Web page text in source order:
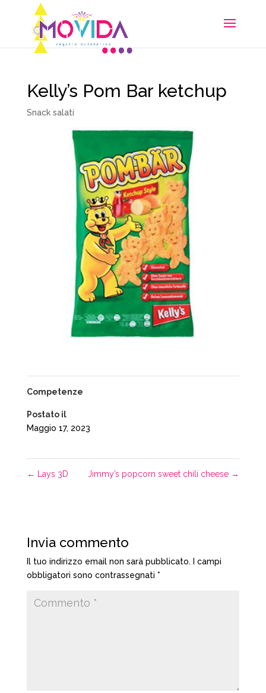
Kelly’s Pom Bar ketchup
Snack salati
Competenze
Postato il
Maggio 17, 2023
← Lays 3D Jimmy’s popcorn sweet chili cheese →
Invia commento
Il tuo indirizzo email non sarà pubblicato.
I campi
obbligatori sono contrassegnati *